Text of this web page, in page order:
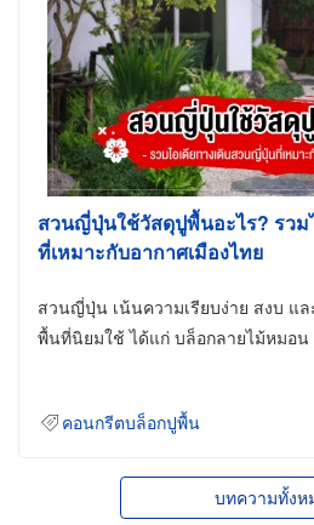
สวนญี่ปุ่นใช้วัสดุปูพื้นอะไร? รวม
ที่เหมาะกับอากาศเมืองไทย
สวนญี่ปุ่น เน้นความเรียบง่าย สงบ แ
พื้นที่นิยมใช้ ได้แก่ บล็อกลายไม้หมอ
คอนกรีตบล็อกปูพื้น
บทความทั้งห